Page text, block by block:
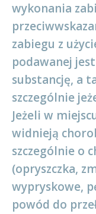
wykonania
zabiegu z
podawanej
substancję, a
szczególnie
Jeżeli w
widnieją
szczególnie o
(opryszczka,
wypryskowe,
powód do